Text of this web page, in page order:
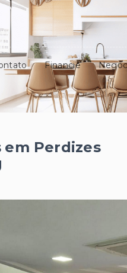
Financie
em Perdizes